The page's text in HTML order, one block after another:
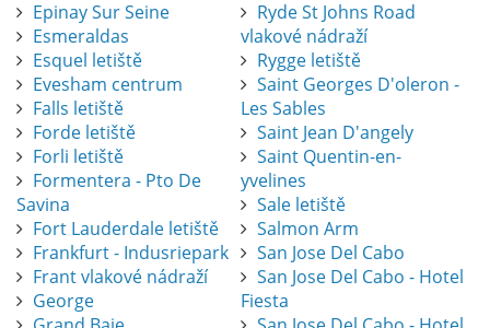
Epinay Sur Seine
Esmeraldas
Esquel letiště
Evesham centrum
Falls letiště
Forde letiště
Forli letiště
Formentera - Pto De
Savina
Fort Lauderdale letiště
Frankfurt - Indusriepark
Frant vlakové nádraží
George
Ryde St Johns Road
vlakové nádraží
Rygge letiště
Saint Georges D'oleron -
Les Sables
Saint Jean D'angely
Saint Quentin-en-
yvelines
Sale letiště
Salmon Arm
San Jose Del Cabo
San Jose Del Cabo - Hotel
Fiesta